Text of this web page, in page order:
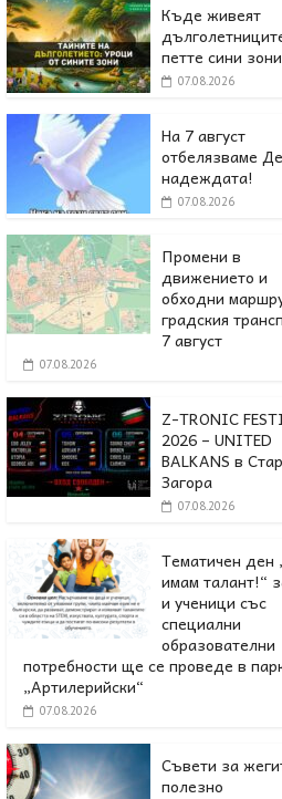
Къде живеят
петте сини зони
07.08.2026
На 7 август
отбелязваме
надеждата!
07.08.2026
Промени в
движението и
обходни
градския
7 август
07.08.2026
Z-TRONIC
2026 – UNITED
BALKANS в
Загора
07.08.2026
Тематичен ден
имам талант!“
и ученици със
специални
образователни
потребности ще се проведе в
„Артилерийски“
07.08.2026
Съвети за
полезно